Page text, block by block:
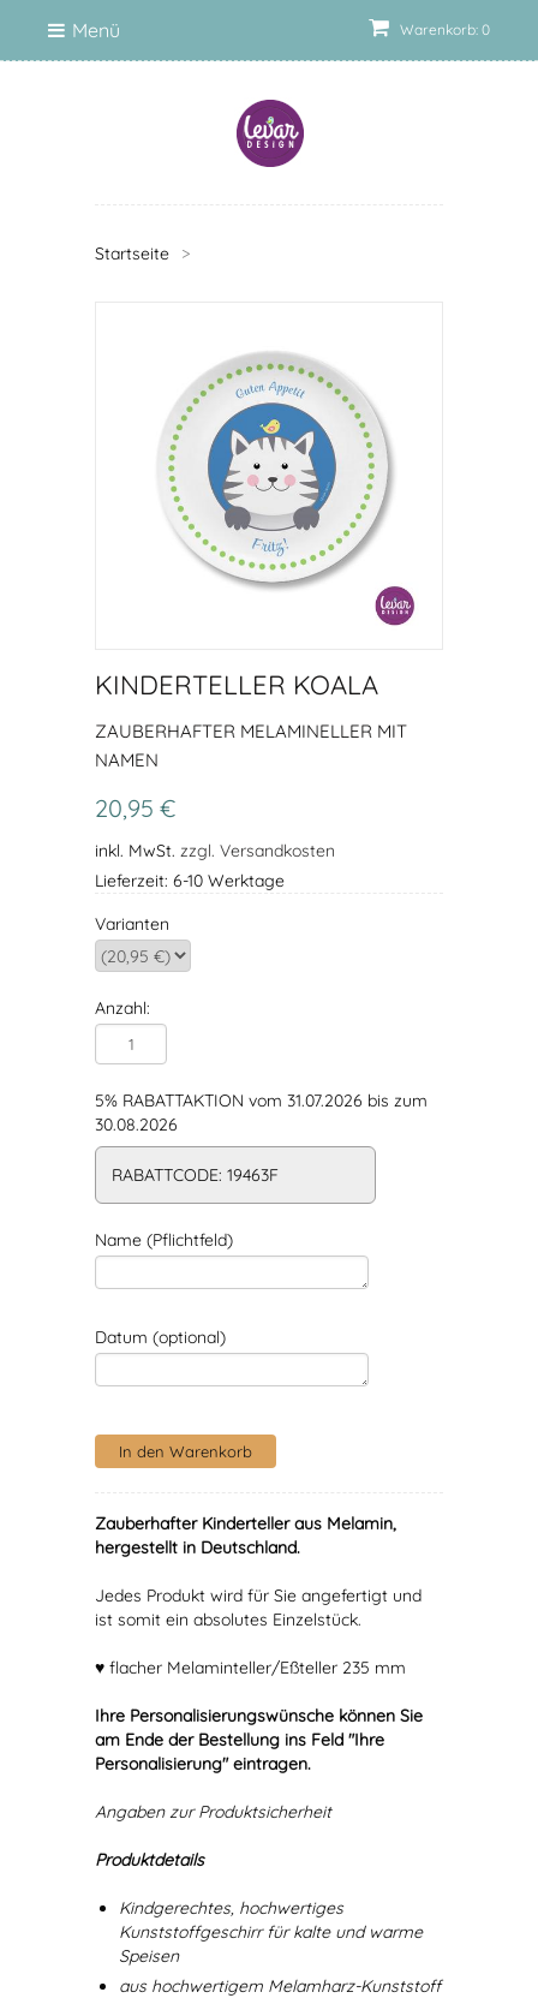
Warenkorb: 0
Menü
Startseite >
KINDERTELLER KOALA
ZAUBERHAFTER MELAMINELLER MIT
NAMEN
20,95 €
inkl. MwSt. zzgl. Versandkosten
Lieferzeit: 6-10 Werktage
Varianten
Anzahl:
5% RABATTAKTION vom 31.07.2026 bis zum
30.08.2026
RABATTCODE: 19463F
Name (Pflichtfeld)
Datum (optional)
Zauberhafter Kinderteller aus Melamin,
hergestellt in Deutschland.
Jedes Produkt wird für Sie angefertigt und
ist somit ein absolutes Einzelstück.
♥ flacher Melaminteller/Eßteller 235 mm
Ihre Personalisierungswünsche können Sie
am Ende der Bestellung ins Feld "Ihre
Personalisierung" eintragen.
Angaben zur Produktsicherheit
Produktdetails
Kindgerechtes, hochwertiges
Kunststoffgeschirr für kalte und warme
Speisen
aus hochwertigem Melamharz-Kunststoff